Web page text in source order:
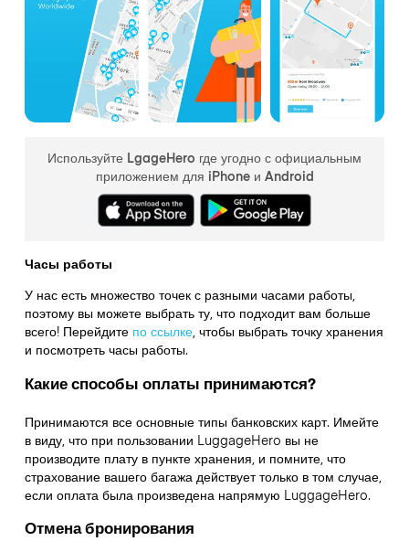
Используйте LgageHero где угодно с официальным
приложением для iPhone и Android
Часы работы
У нас есть множество точек с разными часами работы,
поэтому вы можете выбрать ту, что подходит вам больше
всего! Перейдите по ссылке,чтобы выбрать точку хранения
и посмотреть часы работы.
Какие способы оплаты принимаются?
Принимаются все основные типы банковских карт. Имейте
в виду, что при пользовании LuggageHero вы не
производите плату в пункте хранения, и помните, что
страхование вашего багажа действует только в том случае,
если оплата была произведена напрямую LuggageHero.
Отмена бронирования